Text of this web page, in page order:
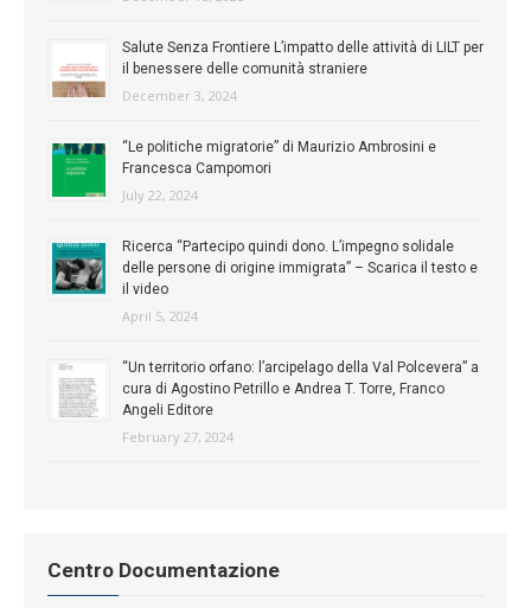
Salute Senza Frontiere L’impatto delle attività di LILT per
il benessere delle comunità straniere
December 3, 2024
“Le politiche migratorie” di Maurizio Ambrosini e
Francesca Campomori
July 22, 2024
Ricerca “Partecipo quindi dono. L’impegno solidale
delle persone di origine immigrata” – Scarica il testo e
il video
April 5, 2024
“Un territorio orfano: l’arcipelago della Val Polcevera” a
cura di Agostino Petrillo e Andrea T. Torre, Franco
Angeli Editore
February 27, 2024
Centro Documentazione